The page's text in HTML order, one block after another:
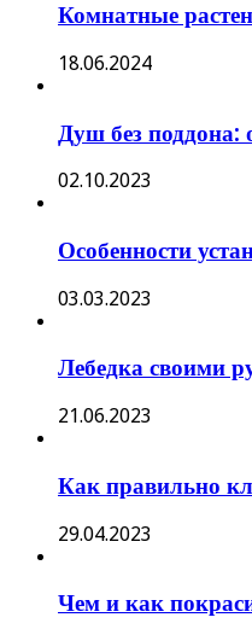
Комнатные
18.06.2024
Душ без поддона:
02.10.2023
Особенности
03.03.2023
Лебедка своими
21.06.2023
Как правильно
29.04.2023
Чем и как